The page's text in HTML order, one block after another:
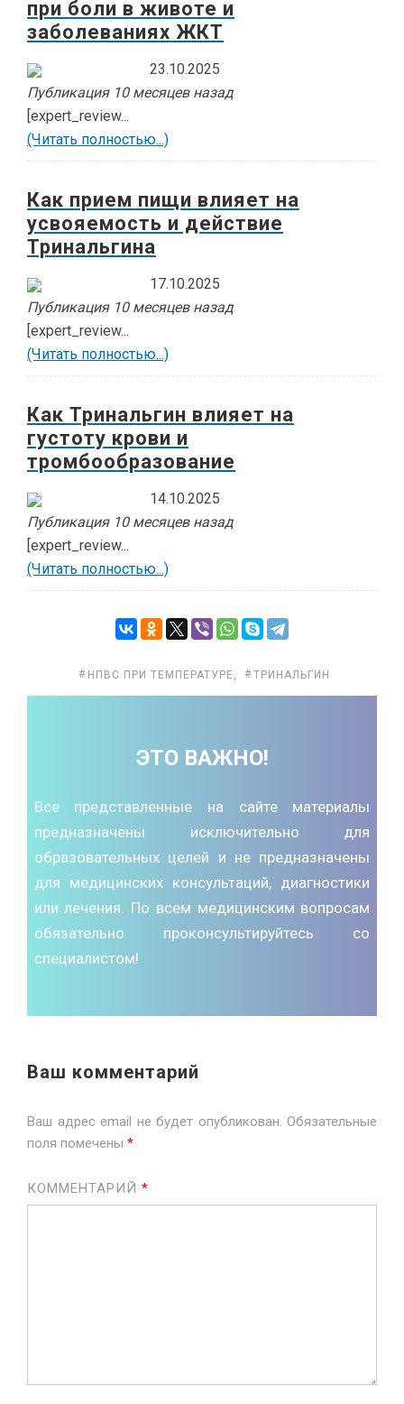
при боли в животе и
заболеваниях ЖКТ
23.10.2025
Публикация 10 месяцев назад
[expert_review...
(Читать полностью...)
Как прием пищи влияет на
усвояемость и действие
Тринальгина
17.10.2025
Публикация 10 месяцев назад
[expert_review...
(Читать полностью...)
Как Тринальгин влияет на
густоту крови и
тромбообразование
14.10.2025
Публикация 10 месяцев назад
[expert_review...
(Читать полностью...)
НПВС ПРИ ТЕМПЕРАТУРЕ , ТРИНАЛЬГИН
ЭТО ВАЖНО!
Все представленные на сайте материалы
предназначены исключительно для
образовательных целей и не предназначены
для медицинских консультаций, диагностики
или лечения. По всем медицинским вопросам
обязательно проконсультируйтесь со
специалистом!
Ваш комментарий
Ваш адрес email не будет опубликован. Обязательные
поля помечены *
КОММЕНТАРИЙ *